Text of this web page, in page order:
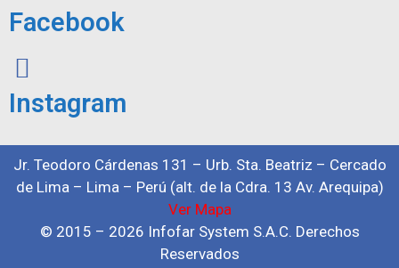
Facebook
Instagram
Jr. Teodoro Cárdenas 131 – Urb. Sta. Beatriz – Cercado
de Lima – Lima – Perú (alt. de la Cdra. 13 Av. Arequipa)
Ver Mapa
© 2015 – 2026 Infofar System S.A.C. Derechos
Reservados